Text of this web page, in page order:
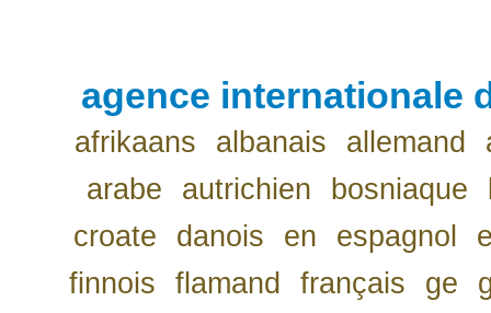
agence internationale
afrikaans albanais allemand
arabe
autrichien bosniaque
croate
danois en espagnol
finnois
flamand français ge